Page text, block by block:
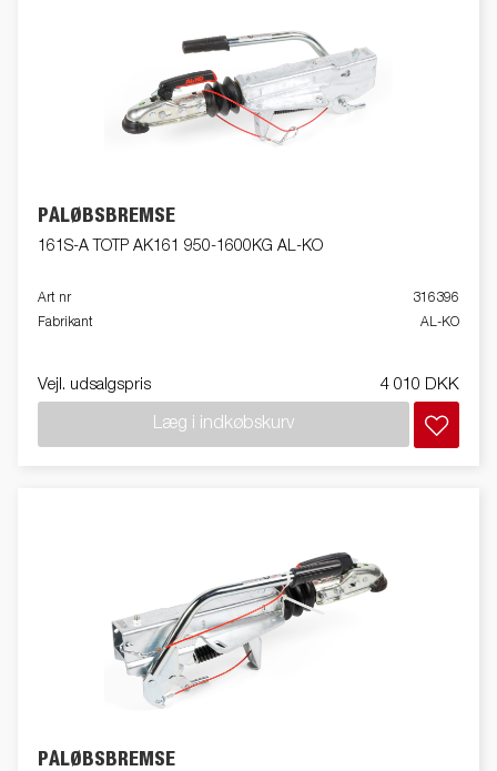
PÅLØBSBREMSE
161S-A TOTP AK161 950-1600KG AL-KO
Art nr
316396
Fabrikant
AL-KO
Vejl. udsalgspris 4 010 DKK
Læg i indkøbskurv
PÅLØBSBREMSE